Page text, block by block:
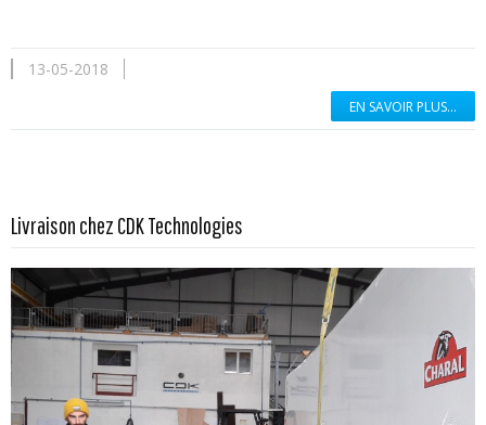
13-05-2018
EN SAVOIR PLUS...
Livraison chez CDK Technologies